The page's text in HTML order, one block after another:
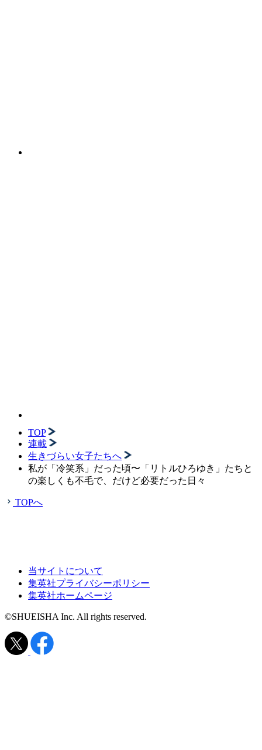
TOP
連載
生きづらい女子たちへ
私が「冷笑系」だった頃〜「リトルひろゆき」たちと
の楽しくも不毛で、だけど必要だった日々
TOPへ
当サイトについて
集英社プライバシーポリシー
集英社ホームページ
©SHUEISHA Inc. All rights reserved.